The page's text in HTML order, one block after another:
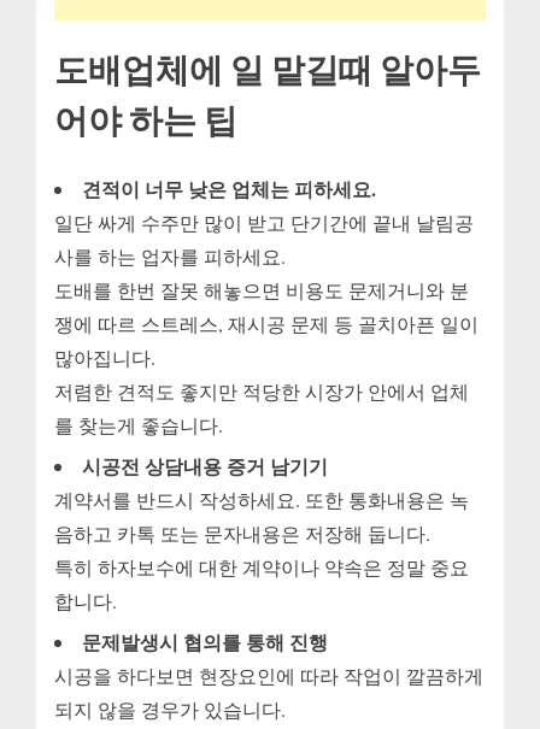
도배업체에 일 맡길때 알아두
어야 하는 팁
견적이 너무 낮은 업체는 피하세요.
일단 싸게 수주만 많이 받고 단기간에 끝내 날림공
사를 하는 업자를 피하세요.
도배를 한번 잘못 해놓으면 비용도 문제거니와 분
쟁에 따르 스트레스, 재시공 문제 등 골치아픈 일이
많아집니다.
저렴한 견적도 좋지만 적당한 시장가 안에서 업체
를 찾는게 좋습니다.
시공전 상담내용 증거 남기기
계약서를 반드시 작성하세요. 또한 통화내용은 녹
음하고 카톡 또는 문자내용은 저장해 둡니다.
특히 하자보수에 대한 계약이나 약속은 정말 중요
합니다.
문제발생시 협의를 통해 진행
시공을 하다보면 현장요인에 따라 작업이 깔끔하게
되지 않을 경우가 있습니다.